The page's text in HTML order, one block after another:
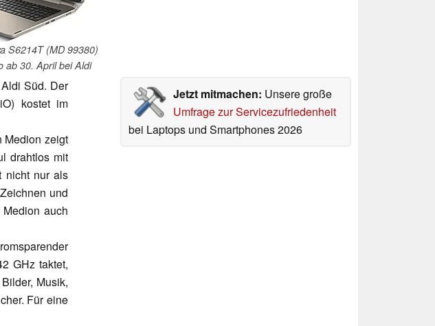
S6214T (MD 99380)
ab 30. April bei Aldi
Jetzt mitmachen: Unsere große
Umfrage zur Servicezufriedenheit
bei Laptops und Smartphones 2026
Süd. Der
kostet im
Medion zeigt
drahtlos mit
nicht nur als
und
auch
GHz taktet,
Musik,
Für eine